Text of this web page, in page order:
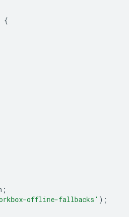
{
;
offline-fallbacks' );